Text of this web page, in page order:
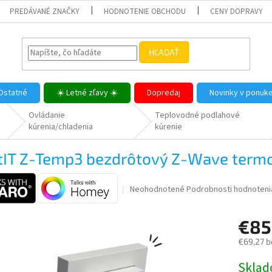
PREDÁVANÉ ZNAČKY HODNOTENIE OBCHODU CENY DOPRAVY
HĽADAŤ
☀️ Letné zľavy ☀️ Dopredaj Novinky v
Ovládanie
kúrenia/chladenia
Teplovodné podlahové
kúrenie
Z-Temp3 bezdrôtový Z-Wave
Priemerné
z
hviezdičiek.
Neohodnotené Podrobnosti
€69,27